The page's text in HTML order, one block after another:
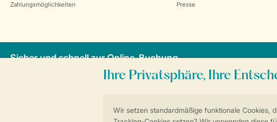
Sicher und schnell zur Online-Buchung
Zahlungsmöglichkeiten
Presse